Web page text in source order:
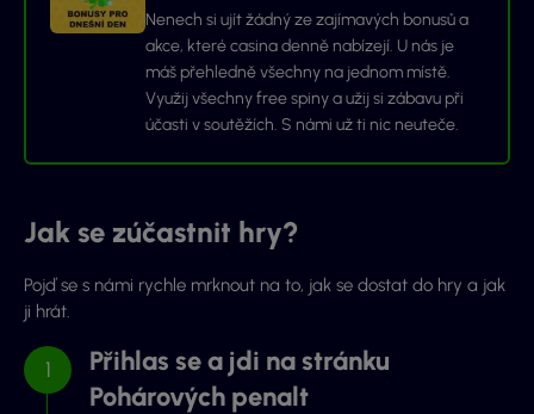
Nenech si ujít žádný ze zajímavých bonusů a
akce, které casina denně nabízejí. U nás je
máš přehledně všechny na jednom místě.
Využij všechny free spiny a užij si zábavu při
účasti v soutěžích. S námi už ti nic neuteče.
Jak se zúčastnit hry?
Pojď se s námi rychle mrknout na to, jak se dostat do hry a jak
ji hrát.
Přihlas se a jdi na stránku
Pohárových penalt